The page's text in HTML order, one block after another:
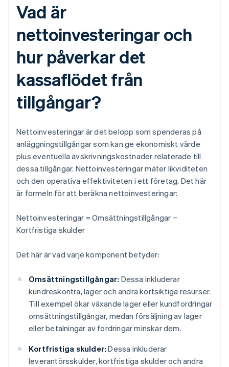
Vad är
nettoinvesteringar och
hur påverkar det
kassaflödet från
tillgångar?
Nettoinvesteringar är det belopp som spenderas på
anläggningstillgångar som kan ge ekonomiskt värde
plus eventuella avskrivningskostnader relaterade till
dessa tillgångar. Nettoinvesteringar mäter likviditeten
och den operativa effektiviteten i ett företag. Det här
är formeln för att beräkna nettoinvesteringar:
Nettoinvesteringar = Omsättningstillgångar −
Kortfristiga skulder
Det här är vad varje komponent betyder:
Omsättningstillgångar: Dessa inkluderar
kundreskontra, lager och andra kortsiktiga resurser.
Till exempel ökar växande lager eller kundfordringar
omsättningstillgångar, medan försäljning av lager
eller betalningar av fordringar minskar dem.
Kortfristiga skulder: Dessa inkluderar
leverantörsskulder, kortfristiga skulder och andra